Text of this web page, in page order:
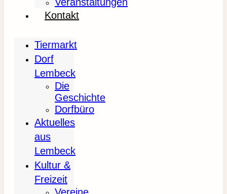
Kontakt
Tiermarkt
Dorf
Lembeck
Die
Geschichte
Dorfbüro
Aktuelles
aus
Lembeck
Kultur &
Freizeit